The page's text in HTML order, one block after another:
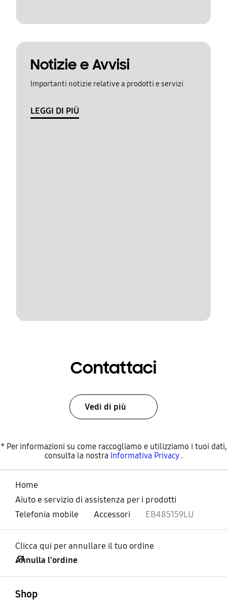
Notizie e Avvisi
Importanti notizie relative a prodotti e servizi
LEGGI DI PIÙ
Contattaci
Vedi di più
* Per informazioni su come raccogliamo e utilizziamo i tuoi dati,
consulta la nostra Informativa Privacy.
Home
Aiuto e servizio di assistenza per i prodotti
Telefonia mobile
Accessori EB485159LU
Clicca qui per annullare il tuo ordine
Annulla l'ordine
Shop